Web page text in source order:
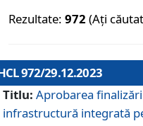
Rezultate: 972 (Ați
972/29.12.2023
Titlu: Aprobarea
infrastructură integrată